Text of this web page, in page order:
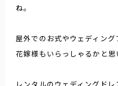
ね。
屋外でのお式やウェディング
花嫁様もいらっしゃるかと思
レンタルのウェディングド